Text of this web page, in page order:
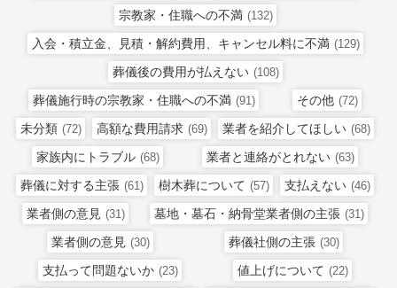
宗教家・住職への不満 (132)
入会・積立金、見積・解約費用、キャンセル料に不満 (129)
葬儀後の費用が払えない (108)
葬儀施行時の宗教家・住職への不満 (91) その他 (72)
未分類 (72) 高額な費用請求 (69) 業者を紹介してほしい (68)
家族内にトラブル (68) 業者と連絡がとれない (63)
葬儀に対する主張 (61) 樹木葬について (57) 支払えない (46)
業者側の意見 (31) 墓地・墓石・納骨堂業者側の主張 (31)
業者側の意見 (30) 葬儀社側の主張 (30)
支払って問題ないか (23) 値上げについて (22)